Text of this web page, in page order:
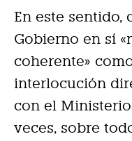
En este sentido,
Gobierno en sí
coherente»
interlocución
con el
veces, sobre